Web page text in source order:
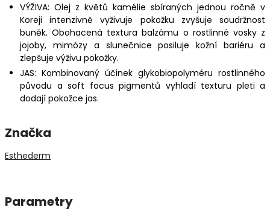
VÝŽIVA: Olej z květů kamélie sbíraných jednou ročně v
Koreji intenzivně vyživuje pokožku zvyšuje soudržnost
buněk. Obohacená textura balzámu o rostlinné vosky z
jojoby, mimózy a slunečnice posiluje kožní bariéru a
zlepšuje výživu pokožky.
JAS: Kombinovaný účinek glykobiopolyméru rostlinného
původu a soft focus pigmentů vyhladí texturu pleti a
dodají pokožce jas.
Značka
Esthederm
Parametry